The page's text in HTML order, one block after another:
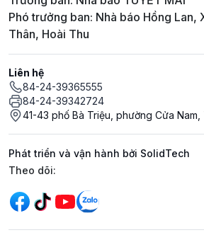
Phó trưởng ban: Nhà báo Hồng Lan,
Thân, Hoài Thu
Liên hệ
84-24-39365555
84-24-39342724
41-43 phố Bà Triệu, phường Cửa Nam,
Phát triển và vận hành bởi SolidTech
Mạng xã hội
Theo dõi: